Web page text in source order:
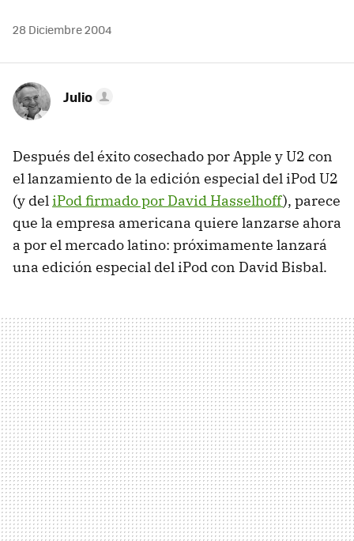
28 Diciembre 2004
Julio
Después del éxito cosechado por Apple y U2 con
el lanzamiento de la edición especial del iPod U2
(y deliPod firmado por David Hasselhoff), parece
que la empresa americana quiere lanzarse ahora
a por el mercado latino: próximamente lanzará
una edición especial del iPod con David Bisbal.